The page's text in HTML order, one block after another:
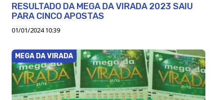
RESULTADO DA MEGA DA VIRADA 2023 SAIU
PARA CINCO APOSTAS
01/01/2024 10:39
MEGA DA VIRADA